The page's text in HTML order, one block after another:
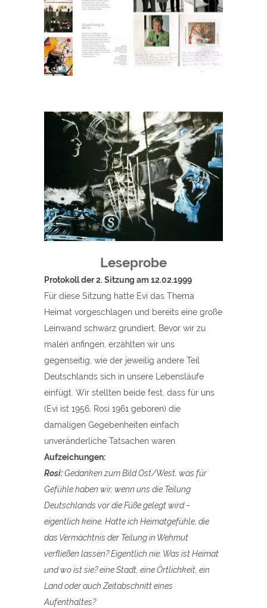
Leseprobe
Protokoll der 2. Sitzung am 12.02.1999
Für diese Sitzung hatte Evi das Thema
Heimat vorgeschlagen und bereits eine große
Leinwand schwarz grundiert. Bevor wir zu
malen anfingen, erzählten wir uns
gegenseitig, wie der jeweilig andere Teil
Deutschlands sich in unsere Lebensläufe
einfügt. Wir stellten beide fest, dass für uns
(Evi ist 1956, Rosi 1961 geboren) die
damaligen Gegebenheiten einfach
unveränderliche Tatsachen waren.
Aufzeichungen:
Rosi:Gedanken zum Bild Ost/West, was für
Gefühle haben wir, wenn uns die Teilung
Deutschlands vor die Füße gelegt wird –
eigentlich keine. Hatte ich Heimatgefühle, die
das Vermächtnis der Teilung in Wehmut
verfließen lassen? Eigentlich nie. Was ist Heimat
und wo ist sie? eine Stadt, eine Örtlichkeit, ein
Land oder auch Zeitabschnitt eines
Aufenthaltes?